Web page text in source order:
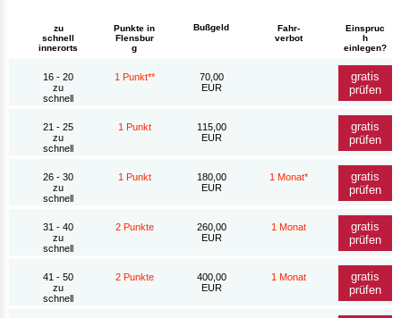
zu
schnell
innerorts
Punkte in
Flensbur
g
Bußgeld
Fahr-
verbot
Einspruc
h
einlegen?
16 - 20
zu
schnell
1 Punkt**
70,00
EUR
gratis
prüfen
21 - 25
zu
schnell
1 Punkt
115,00
EUR
gratis
prüfen
26 - 30
zu
schnell
1 Punkt
180,00
EUR
1 Monat*
gratis
prüfen
31 - 40
zu
schnell
2 Punkte
260,00
EUR
1 Monat
gratis
prüfen
41 - 50
zu
schnell
2 Punkte
400,00
EUR
1 Monat
gratis
prüfen